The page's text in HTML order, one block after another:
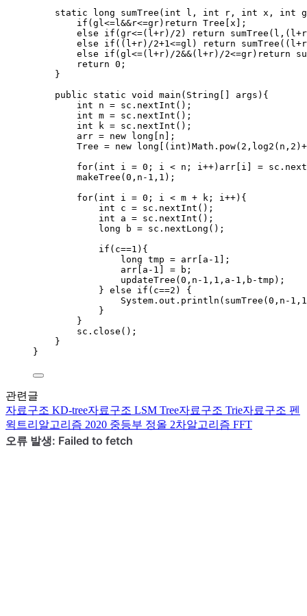
static
long sumTree ( int l , int r , int x , int
if (gl <=l &&r<=gr) return Tree [x];
else
if (gr<=(l +r) /2 ) return sumTree ( l,(l +
else
if ((l +r) /2+1 <=gl) return sumTree ( (l +
else
if (gl <=(l +r) /2&&(l +r) /2<=gr) return
return 0 ;
}
public
static void main ( String [] args ) {
int
n = sc . nextInt () ;
int m = sc . nextInt () ;
int
k = sc . nextInt () ;
arr = new long [n];
Tree = new long [( int ) Math . pow( 2 , log2 ( n, 2 ) +
for( int i = 0 ; i < n; i ++)arr[i] = sc .
makeTree (0 ,n - 1 , 1 ) ;
for( int i = 0 ; i < m + k; i ++){
int
c = sc . nextInt () ;
int
a = sc . nextInt () ;
long
b = sc . nextLong () ;
if (c==1 ){
long tmp = arr[a - 1 ];
arr[a - 1 ] = b;
updateTree (0 ,n - 1 , 1 ,a - 1 ,b -tmp ) ;
} else if (c==2 ) {
System . out . println ( sumTree (0 ,n - 1 , 1
}
}
sc . close () ;
}
}
관련글
자료구조 KD-tree자료구조 LSM Tree자료구조 Trie자료구조 펜
윅트리 알고리즘 2020 중등부 정올 2차알고리즘 FFT